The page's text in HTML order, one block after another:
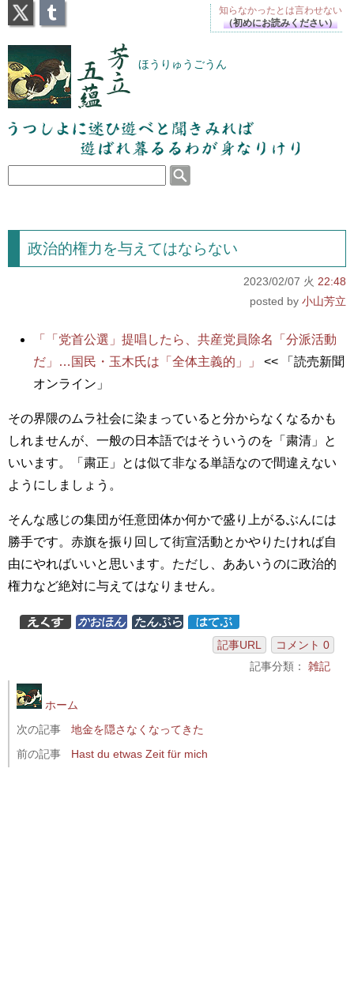
芳立五蘊 ほうりゅうごうん
うつしよに迷ひ遊べと聞きみれば遊ばれ暮るるわが
身なりけり
政治的権力を与えてはならない
2023/02/07 火 22:48
小山芳立
「「党首公選」提唱したら、共産党員除名「分派活動
だ」…国民・玉木氏は「全体主義的」」
<< 「読売新聞
オンライン」
その界隈のムラ社会に染まっていると分からなくなるかも
しれませんが、一般の日本語ではそういうのを「粛清」と
いいます。「粛正」とは似て非なる単語なので間違えない
ようにしましょう。
そんな感じの集団が任意団体か何かで盛り上がるぶんには
勝手です。赤旗を振り回して街宣活動とかやりたければ自
由にやればいいと思います。ただし、ああいうのに政治的
権力など絶対に与えてはなりません。
記事URL
コメント 0
記事分類： 雑記
ホーム
次の記事
地金を隠さなくなってきた
前の記事
Hast du etwas Zeit für mich
知らなかったとは言わせない
（初めにお読みください）
X Tumblr